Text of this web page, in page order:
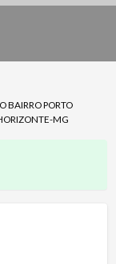
BAIRRO PORTO
MG